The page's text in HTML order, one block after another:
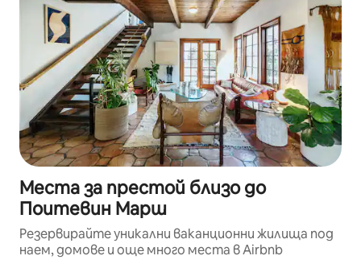
Места за престой близо до
Поитевин Марш
Резервирайте уникални ваканционни жилища под
наем, домове и още много места в Airbnb